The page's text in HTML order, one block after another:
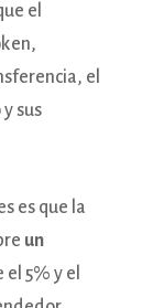
el
el
sus
es que la
un
5% y el